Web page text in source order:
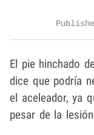
El pie hinchado
dice que podría
el aceleador, ya
pesar de la